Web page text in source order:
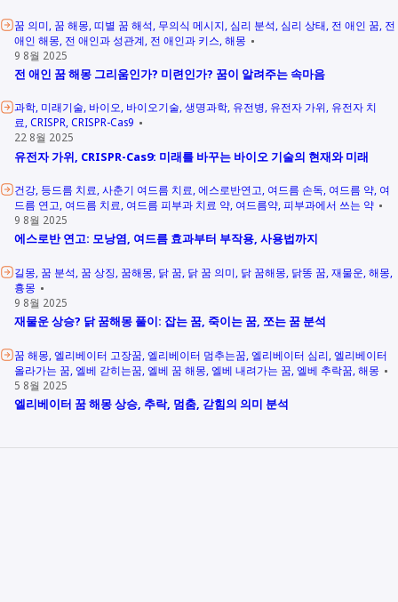
꿈 의미 꿈 해몽 띠별 꿈 해석 무의식 메시지 심리 분석 심리 상태 전 애인 꿈 전
애인 해몽 전 애인과 성관계 전 애인과 키스 해몽
9 8월 2025
전 애인 꿈 해몽 그리움인가? 미련인가? 꿈이 알려주는 속마음
과학 미래기술 바이오 바이오기술 생명과학 유전병 유전자 가위 유전자 치
료 CRISPR CRISPR-Cas9
22 8월 2025
유전자 가위, CRISPR-Cas9: 미래를 바꾸는 바이오 기술의 현재와 미래
건강 등드름 치료 사춘기 여드름 치료 에스로반연고 여드름 손독 여드름 약 여
드름 연고 여드름 치료 여드름 피부과 치료 약 여드름약 피부과에서 쓰는 약
9 8월 2025
에스로반 연고: 모낭염, 여드름 효과부터 부작용, 사용법까지
길몽 꿈 분석 꿈 상징 꿈해몽 닭 꿈 닭 꿈 의미 닭 꿈해몽 닭똥 꿈 재물운 해몽
흉몽
9 8월 2025
재물운 상승? 닭 꿈해몽 풀이: 잡는 꿈, 죽이는 꿈, 쪼는 꿈 분석
꿈 해몽 엘리베이터 고장꿈 엘리베이터 멈추는꿈 엘리베이터 심리 엘리베이터
올라가는 꿈 엘베 갇히는꿈 엘베 꿈 해몽 엘베 내려가는 꿈 엘베 추락꿈 해몽
5 8월 2025
엘리베이터 꿈 해몽 상승, 추락, 멈춤, 갇힘의 의미 분석